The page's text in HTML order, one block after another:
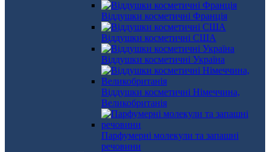
Віддушки косметичні Франція
Віддушки косметичні США
Віддушки косметичні Україна
Віддушки косметичні Німеччина,
Великобританія
Парфумерні молекули та запашні
речовини